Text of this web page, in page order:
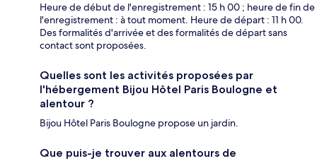
Heure de début de l'enregistrement : 15 h 00 ; heure de fin de
l'enregistrement : à tout moment. Heure de départ : 11 h 00.
Des formalités d'arrivée et des formalités de départ sans
contact sont proposées.
Quelles sont les activités proposées par
l'hébergement Bijou Hôtel Paris Boulogne et
alentour ?
Bijou Hôtel Paris Boulogne propose un jardin.
Que puis-je trouver aux alentours de